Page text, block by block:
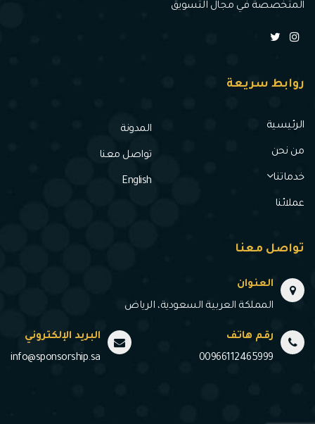
المتخصصة في مجال التسويق
روابط سريعة
الرئيسية
من نحن
خدماتنا
عملائنا
المدونة
تواصل معنا
English
تواصل معنا
العنوان
المملكة العربية السعودية، الرياض
رقم هاتف
00966112465999
البريد الإلكتروني
info@sponsorship.sa